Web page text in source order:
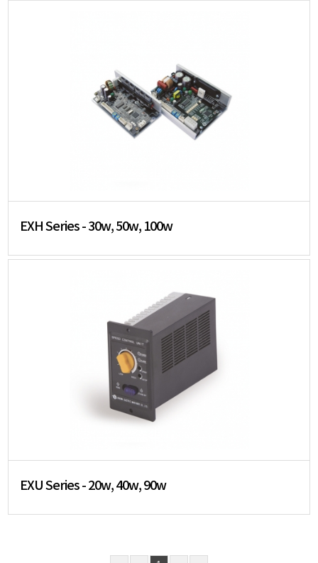
EXH Series - 30w, 50w, 100w
EXU Series - 20w, 40w, 90w